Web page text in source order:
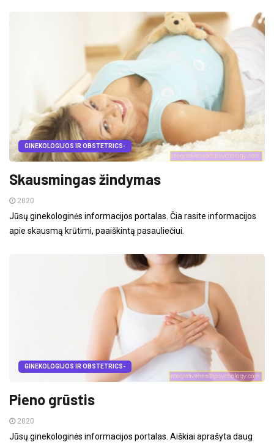
GINEKOLOGIJOS IR OBSTETRICS-
Skausmingas žindymas
2020
Jūsų ginekologinės informacijos portalas. Čia rasite informacijos
apie skausmą krūtimi, paaiškintą pasauliečiui.
GINEKOLOGIJOS IR OBSTETRICS-
Pieno grūstis
2020
Jūsų ginekologinės informacijos portalas. Aiškiai aprašyta daug